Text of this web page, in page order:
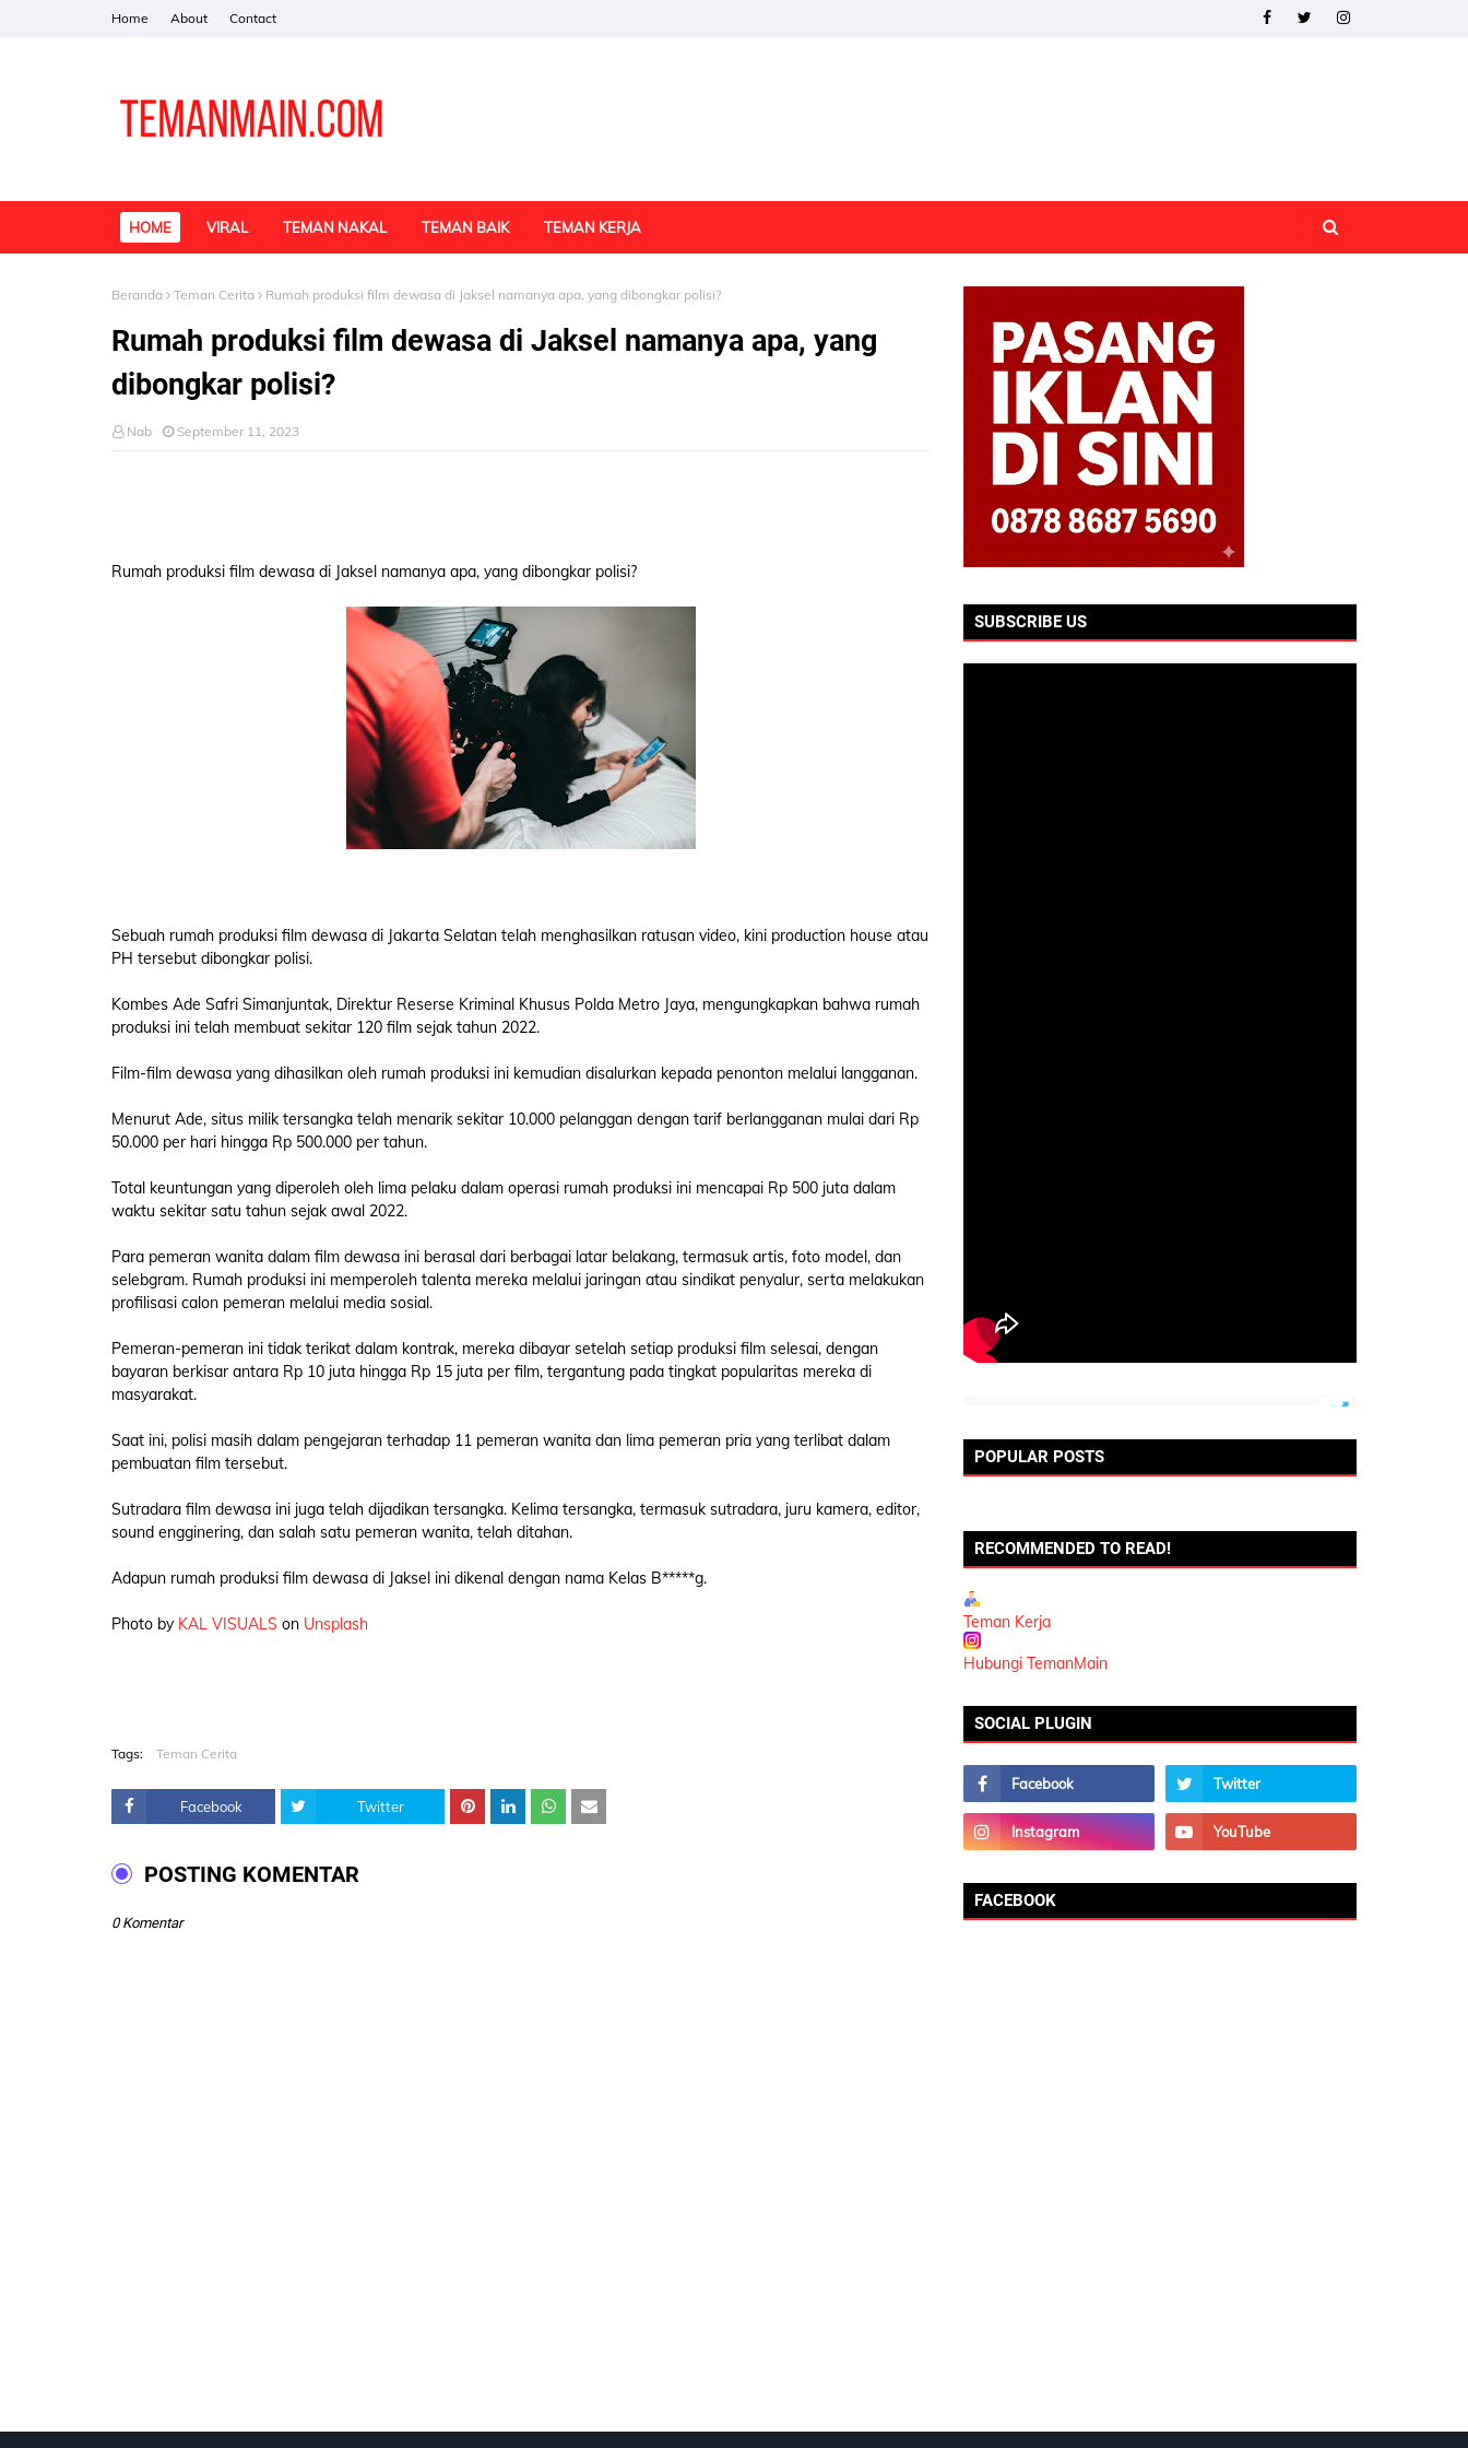
Home About Contact
HOME VIRAL TEMAN NAKAL TEMAN BAIK TEMAN KERJA
Beranda Teman Cerita Rumah produksi film dewasa di Jaksel namanya apa, yang dibongkar polisi?
Rumah produksi film dewasa di Jaksel namanya apa, yang
dibongkar polisi?
Nab September 11, 2023
Rumah produksi film dewasa di Jaksel namanya apa, yang dibongkar polisi?
Sebuah rumah produksi film dewasa di Jakarta Selatan telah menghasilkan ratusan video, kini production house atau
PH tersebut dibongkar polisi.
Kombes Ade Safri Simanjuntak, Direktur Reserse Kriminal Khusus Polda Metro Jaya, mengungkapkan bahwa rumah
produksi ini telah membuat sekitar 120 film sejak tahun 2022.
Film-film dewasa yang dihasilkan oleh rumah produksi ini kemudian disalurkan kepada penonton melalui langganan.
Menurut Ade, situs milik tersangka telah menarik sekitar 10.000 pelanggan dengan tarif berlangganan mulai dari Rp
50.000 per hari hingga Rp 500.000 per tahun.
Total keuntungan yang diperoleh oleh lima pelaku dalam operasi rumah produksi ini mencapai Rp 500 juta dalam
waktu sekitar satu tahun sejak awal 2022.
Para pemeran wanita dalam film dewasa ini berasal dari berbagai latar belakang, termasuk artis, foto model, dan
selebgram. Rumah produksi ini memperoleh talenta mereka melalui jaringan atau sindikat penyalur, serta melakukan
profilisasi calon pemeran melalui media sosial.
Pemeran-pemeran ini tidak terikat dalam kontrak, mereka dibayar setelah setiap produksi film selesai, dengan
bayaran berkisar antara Rp 10 juta hingga Rp 15 juta per film, tergantung pada tingkat popularitas mereka di
masyarakat.
Saat ini, polisi masih dalam pengejaran terhadap 11 pemeran wanita dan lima pemeran pria yang terlibat dalam
pembuatan film tersebut.
Sutradara film dewasa ini juga telah dijadikan tersangka. Kelima tersangka, termasuk sutradara, juru kamera, editor,
sound engginering, dan salah satu pemeran wanita, telah ditahan.
Adapun rumah produksi film dewasa di Jaksel ini dikenal dengan nama Kelas B*****g.
Photo by KAL VISUALS on Unsplash
Tags: Teman Cerita
Facebook Twitter
POSTING KOMENTAR
0 Komentar
SUBSCRIBE US
POPULAR POSTS
RECOMMENDED TO READ!
Teman Kerja
Hubungi TemanMain
SOCIAL PLUGIN
FACEBOOK